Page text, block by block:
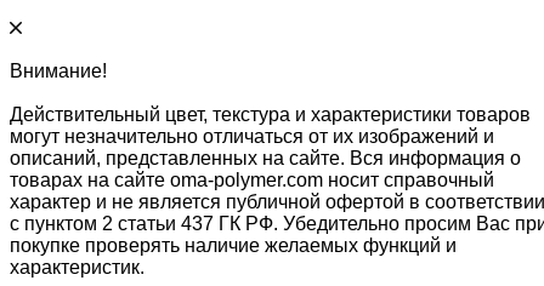
Внимание!
Действительный цвет, текстура и характеристики товаров
могут незначительно отличаться от их изображений и
описаний, представленных на сайте. Вся информация о
товарах на сайте oma-polymer.com носит справочный
характер и не является публичной офертой в соответствии
с пунктом 2 статьи 437 ГК РФ. Убедительно просим Вас
покупке проверять наличие желаемых функций и
характеристик.